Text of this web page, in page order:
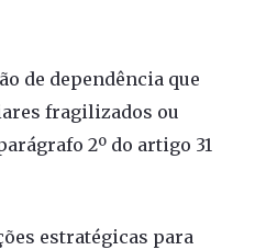
de dependência que
fragilizados ou
2º do artigo 31
estratégicas para